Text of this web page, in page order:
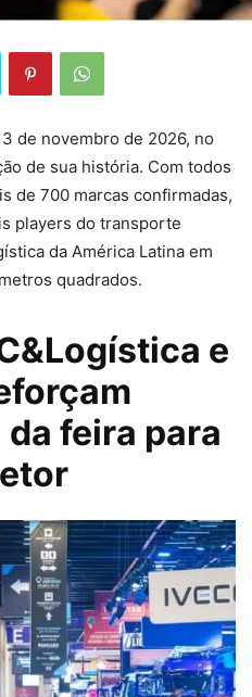
de novembro de 2026, no
de sua história. Com todos
de 700 marcas confirmadas,
players do transporte
da América Latina em
quadrados.
e
feira para